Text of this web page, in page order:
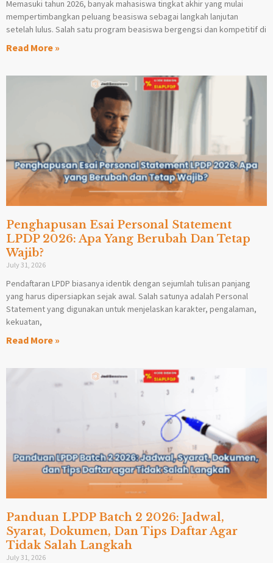
Memasuki tahun 2026, banyak mahasiswa tingkat akhir yang mulai
mempertimbangkan peluang beasiswa sebagai langkah lanjutan
setelah lulus. Salah satu program beasiswa bergengsi dan kompetitif di
Read More »
Penghapusan Esai Personal Statement
LPDP 2026: Apa Yang Berubah Dan Tetap
Wajib?
July 31, 2026
Pendaftaran LPDP biasanya identik dengan sejumlah tulisan panjang
yang harus dipersiapkan sejak awal. Salah satunya adalah Personal
Statement yang digunakan untuk menjelaskan karakter, pengalaman,
kekuatan,
Read More »
Panduan LPDP Batch 2 2026: Jadwal,
Syarat, Dokumen, Dan Tips Daftar Agar
Tidak Salah Langkah
July 31, 2026